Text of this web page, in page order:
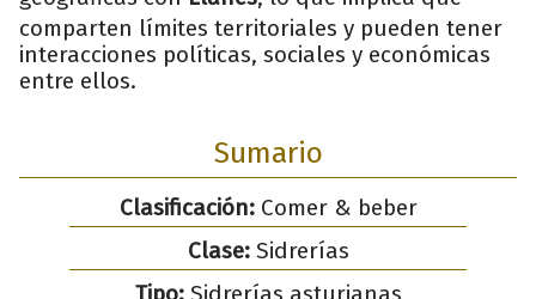
comparten límites territoriales y pueden tener
interacciones políticas, sociales y económicas
entre ellos.
Sumario
Clasificación:Comer & beber
Clase:Sidrerías
Tipo:Sidrerías asturianas